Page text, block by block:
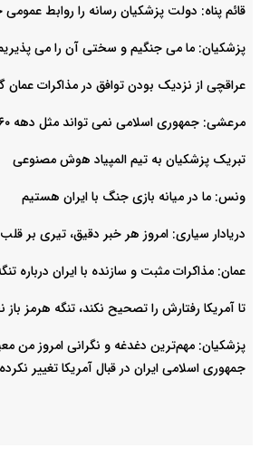
قائم پناه: دولت پزشکیان رسانه را روابط
پزشکیان: ما می جنگیم و سختی آن را می
عراقچی از نزدیک بودن توافق در مذاکرات
مرعشی: جمهوری اسلامی نمی تواند مثل دهه ۶۰ با مردم رفتار کند
تبریک پزشکیان به تیم المپیاد هوش مصنوعی
ونس: ما در میانه بازی جنگ با ایران هستیم
دریادار سیاری: امروز هر خبر دقیق، تیری بر
عمان: مذاکرات مثبت و سازنده با ایران درباره
تا آمریکا رفتارش را تصحیح نکند، تنگه هرمز
پزشکیان: مهم‌ترین دغدغه و نگرانی امروز
جمهوری اسلامی ایران در قبال آمریکا تغییر